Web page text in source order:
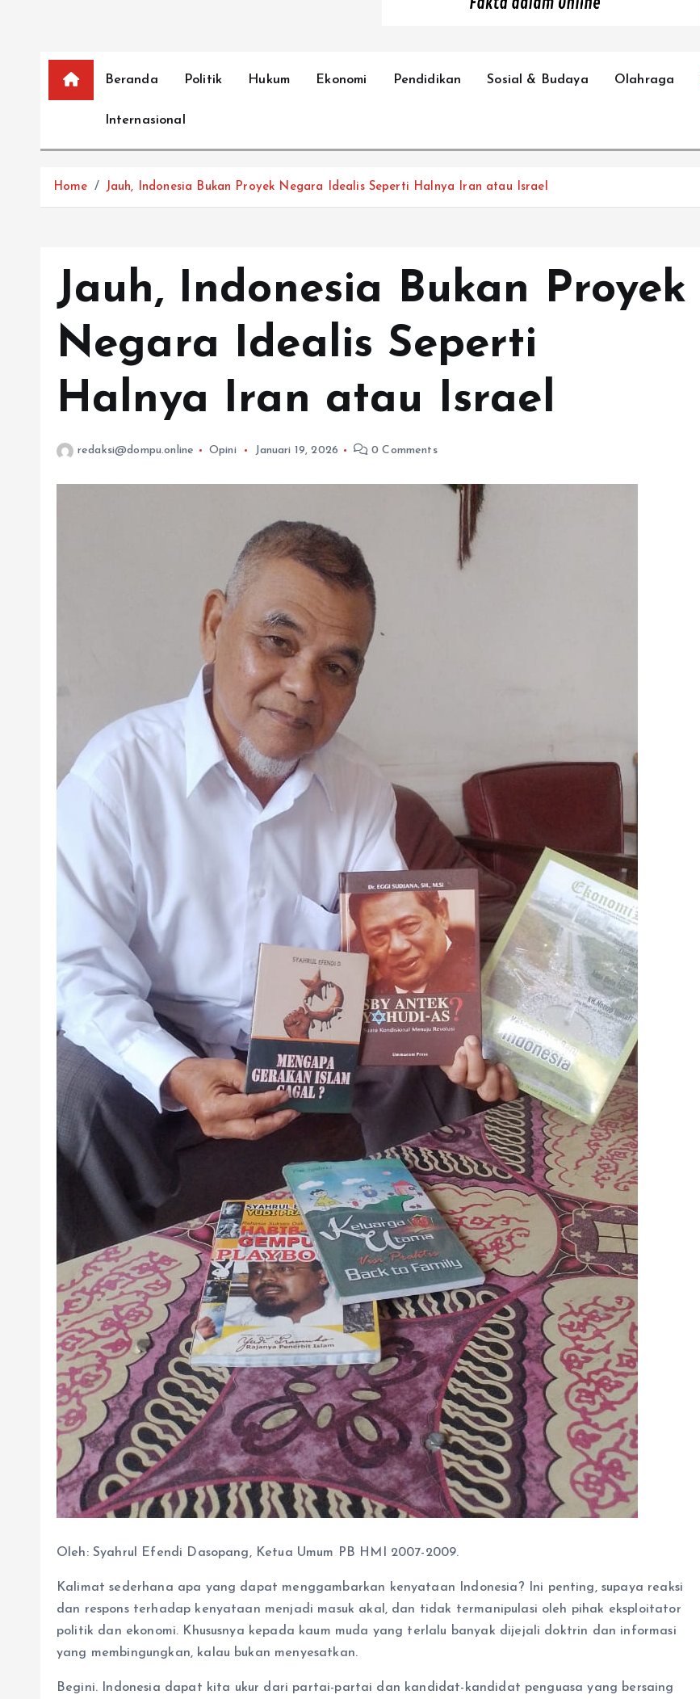
Beranda Politik Hukum Ekonomi Pendidikan Sosial & Budaya Olahraga
Internasional
Home Jauh, Indonesia Bukan Proyek Negara Idealis Seperti Halnya Iran atau Israel
Jauh, Indonesia Bukan Proyek
Negara Idealis Seperti
Halnya Iran atau Israel
redaksi@dompu.online Opini Januari 19, 2026 0 Comments
Oleh: Syahrul Efendi Dasopang, Ketua Umum PB HMI 2007-2009.
Kalimat sederhana apa yang dapat menggambarkan kenyataan Indonesia? Ini penting, supaya reaksi
dan respons terhadap kenyataan menjadi masuk akal, dan tidak termanipulasi oleh pihak eksploitator
politik dan ekonomi. Khususnya kepada kaum muda yang terlalu banyak dijejali doktrin dan informasi
yang membingungkan, kalau bukan menyesatkan.
Begini. Indonesia dapat kita ukur dari partai-partai dan kandidat-kandidat penguasa yang bersaing